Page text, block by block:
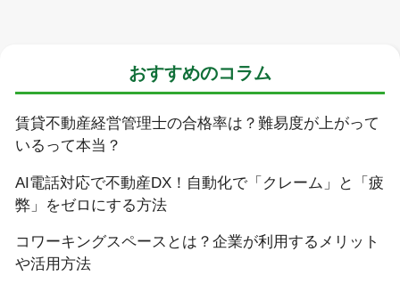
おすすめのコラム
賃貸不動産経営管理士の合格率は？難易度が上がって
いるって本当？
AI電話対応で不動産DX！自動化で「クレーム」と「疲
弊」をゼロにする方法
コワーキングスペースとは？企業が利用するメリット
や活用方法